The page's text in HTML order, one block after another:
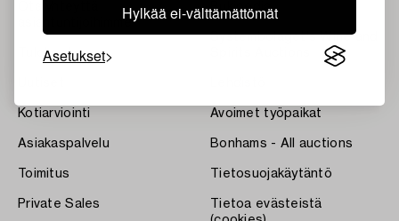
Hylkää ei-välttämättömät
Asetukset
Tulokset
Kotiarviointi
Asiakaspalvelu
Toimitus
Private Sales
Bukipedia
Systembolaget's Wine and
Avoimet työpaikat
Bonhams - All auctions
Tietosuojakäytäntö
Tietoa evästeistä